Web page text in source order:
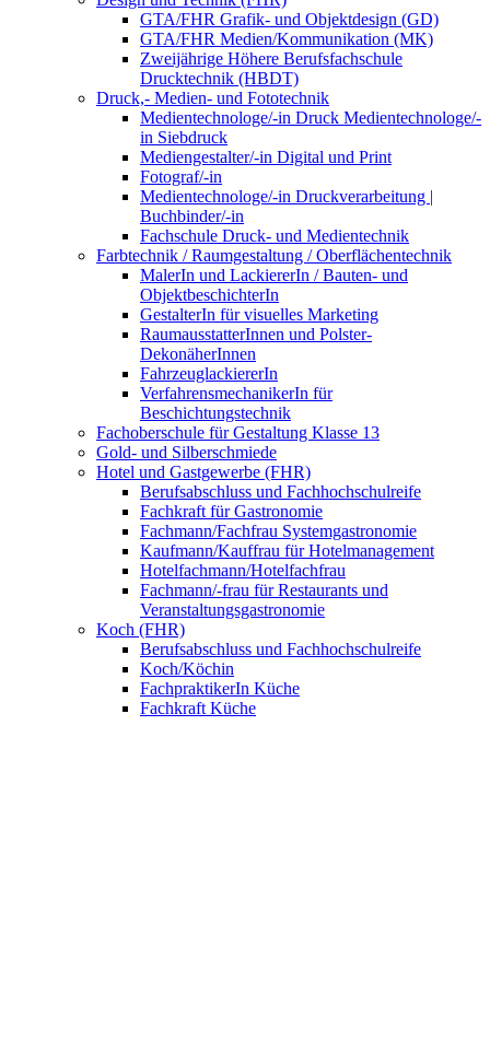
GTA/FHR Grafik- und Objektdesign (GD)
GTA/FHR Medien/Kommunikation (MK)
Zweijährige Höhere Berufsfachschule
Drucktechnik (HBDT)
Druck,- Medien- und Fototechnik
Medientechnologe/-in Druck Medientechnologe/-
in Siebdruck
Mediengestalter/-in Digital und Print
Fotograf/-in
Medientechnologe/-in Druckverarbeitung |
Buchbinder/-in
Fachschule Druck- und Medientechnik
Farbtechnik / Raumgestaltung / Oberflächentechnik
MalerIn und LackiererIn / Bauten- und
ObjektbeschichterIn
GestalterIn für visuelles Marketing
RaumausstatterInnen und Polster-
DekonäherInnen
FahrzeuglackiererIn
VerfahrensmechanikerIn für
Beschichtungstechnik
Fachoberschule für Gestaltung Klasse 13
Gold- und Silberschmiede
Hotel und Gastgewerbe (FHR)
Berufsabschluss und Fachhochschulreife
Fachkraft für Gastronomie
Fachmann/Fachfrau Systemgastronomie
Kaufmann/Kauffrau für Hotelmanagement
Hotelfachmann/Hotelfachfrau
Fachmann/-frau für Restaurants und
Veranstaltungsgastronomie
Koch (FHR)
Berufsabschluss und Fachhochschulreife
Koch/Köchin
FachpraktikerIn Küche
Fachkraft Küche